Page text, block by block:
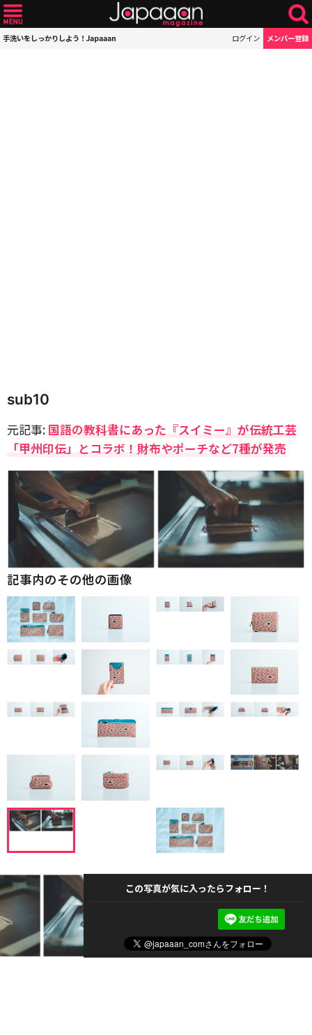
手洗いをしっかりしよう！Japaaan ログイン メンバー登録
sub10
元記事: 国語の教科書にあった『スイミー』が伝統工芸
「甲州印伝」とコラボ！財布やポーチなど7種が発売
記事内のその他の画像
この写真が気に入ったらフォロー！